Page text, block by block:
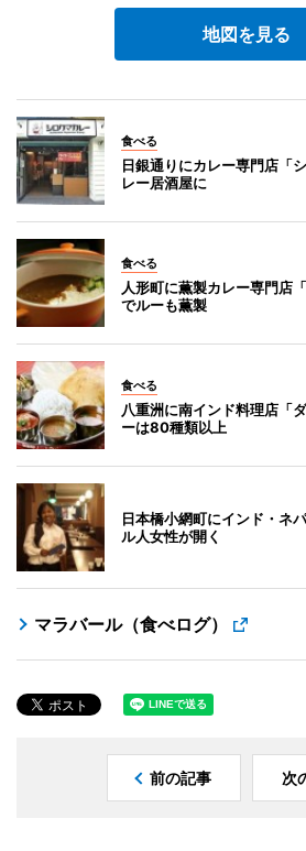
地図を見る
食べる
日銀通りにカレー専門店「
レー居酒屋に
食べる
人形町に薫製カレー専門店
でルーも薫製
食べる
八重洲に南インド料理店「
ーは80種類以上
日本橋小網町にインド・ネ
ル人女性が開く
マラバール（食べログ）
前の記事 次